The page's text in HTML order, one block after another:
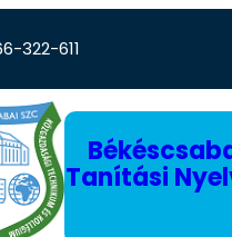
322-611
Tanítási